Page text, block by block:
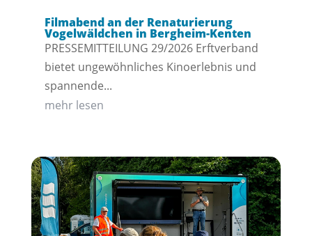
Filmabend an der Renaturierung
Vogelwäldchen in Bergheim-Kenten
PRESSEMITTEILUNG 29/2026 Erftverband
bietet ungewöhnliches Kinoerlebnis und
spannende...
mehr lesen